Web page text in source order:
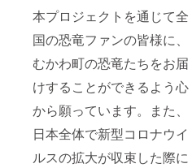
本プロジェクトを通じて全
国の恐竜ファンの皆様に、
むかわ町の恐竜たちをお届
けすることができるよう心
から願っています。また、
日本全体で新型コロナウイ
ルスの拡大が収束した際に